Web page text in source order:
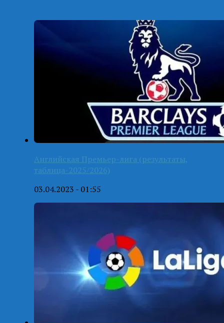
Английская Премьер-лига (результаты,
таблица-2025/2026)
03.04.2023 - 01:55